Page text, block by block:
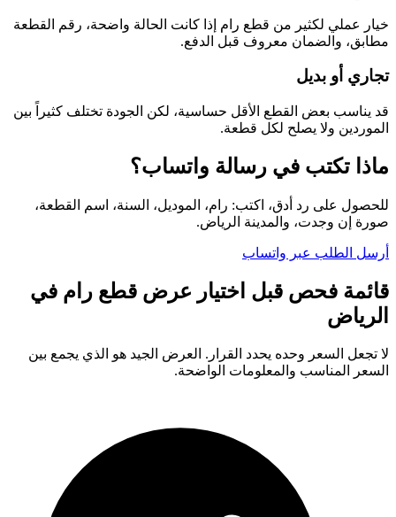
خيار عملي لكثير من قطع رام إذا كانت الحالة واضحة، رقم القطعة
مطابق، والضمان معروف قبل الدفع.
تجاري أو بديل
قد يناسب بعض القطع الأقل حساسية، لكن الجودة تختلف كثيراً بين
الموردين ولا يصلح لكل قطعة.
ماذا تكتب في رسالة واتساب؟
للحصول على رد أدق، اكتب: رام، الموديل، السنة، اسم القطعة،
صورة إن وجدت، والمدينة الرياض.
أرسل الطلب عبر واتساب
قائمة فحص قبل اختيار عرض قطع رام في
الرياض
لا تجعل السعر وحده يحدد القرار. العرض الجيد هو الذي يجمع بين
السعر المناسب والمعلومات الواضحة.